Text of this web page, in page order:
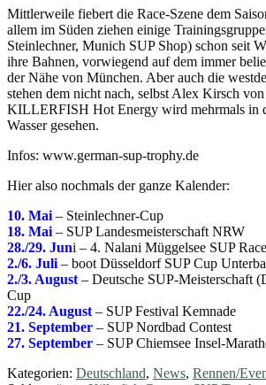
Mittlerweile fiebert die Race-Szene dem
allem im Süden ziehen einige
Steinlechner, Munich SUP Shop) schon seit
ihre Bahnen, vorwiegend auf dem immer
der Nähe von München. Aber auch die
stehen dem nicht nach, selbst Alex Kirsch
KILLERFISH Hot Energy wird mehrmals in
Wasser gesehen.
Infos: www.german-sup-trophy.de
Hier also nochmals der ganze Kalender:
10. Mai – Steinlechner-Cup
18. Mai – SUP Landesmeisterschaft NRW
28./29. Juni – 4. Nalani Müggelsee SUP Race
2./6. Juli – boot Düsseldorf SUP Cup
2./3. August – Deutsche SUP-Meisterschaft
Cup
22./24. August – SUP Festival Kemnade
21. September – SUP Nordbad Contest
27. September – SUP Chiemsee Insel-
Kategorien: Deutschland, News, Rennen/